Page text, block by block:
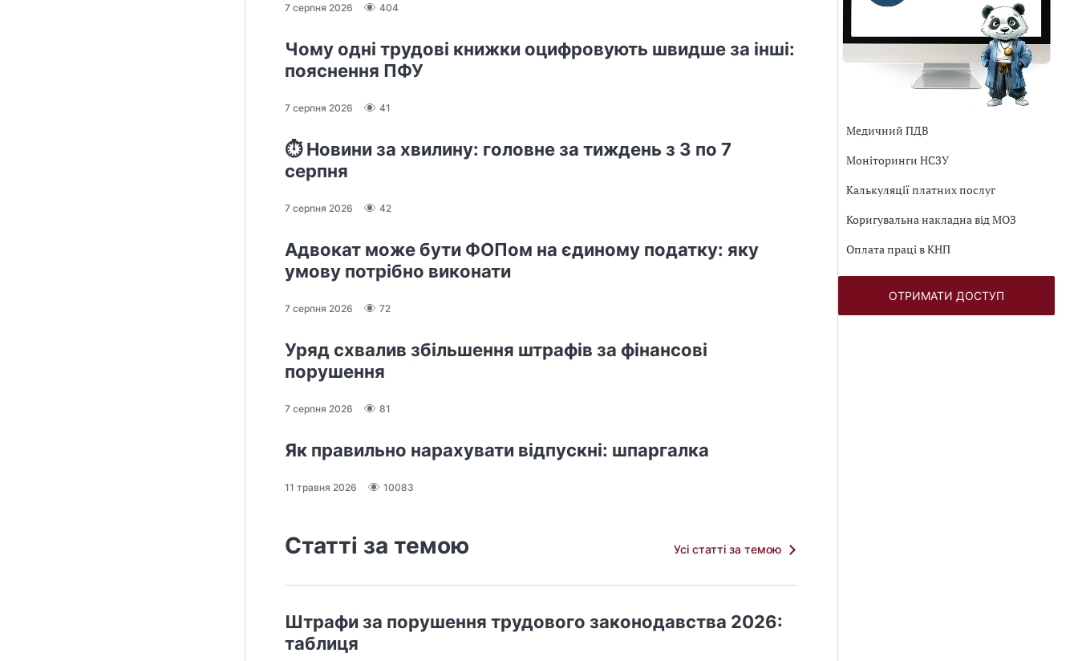
7 серпня 2026 404
Чому одні трудові книжки оцифровують швидше за інші:
пояснення ПФУ
7 серпня 2026 41
⏱️ Новини за хвилину: головне за тиждень з 3 по 7
серпня
7 серпня 2026 42
Адвокат може бути ФОПом на єдиному податку: яку
умову потрібно виконати
7 серпня 2026 72
Уряд схвалив збільшення штрафів за фінансові
порушення
7 серпня 2026 81
Як правильно нарахувати відпускні: шпаргалка
11 травня 2026 10083
Статті за темою Усі статті за темою
Штрафи за порушення трудового законодавства 2026:
таблиця
Медичний ПДВ
Моніторинги НСЗУ
Калькуляції платних послуг
Коригувальна накладна від МОЗ
Оплата праці в КНП
ОТРИМАТИ ДОСТУП